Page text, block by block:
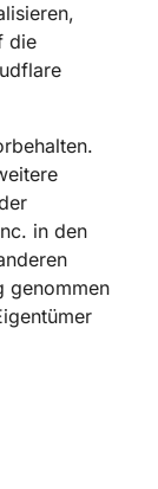
die
in den
genommen